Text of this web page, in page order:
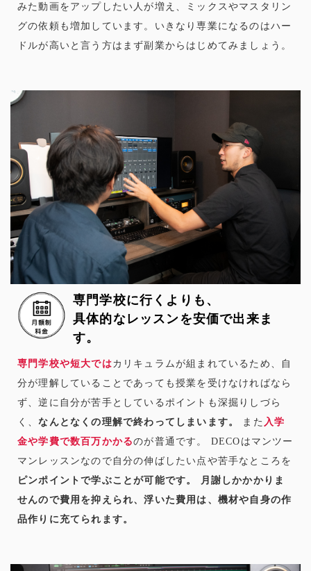
みた動画をアップしたい人が増え、ミックスやマスタリン
グの依頼も増加しています。いきなり専業になるのはハー
ドルが高いと言う方はまず副業からはじめてみましょう。
専門学校に行くよりも、
具体的なレッスンを安価で出来ま
す。
専門学校や短大ではカリキュラムが組まれているため、自
分が理解していることであっても授業を受けなければなら
ず、逆に自分が苦手としているポイントも深掘りしづら
く、なんとなくの理解で終わってしまいます。 また 入学
金や学費で数百万かかるのが普通です。 DECOはマンツー
マンレッスンなので自分の伸ばしたい点や苦手なところを
ピンポイントで学ぶことが可能です。 月謝しかかかりま
せんので費用を抑えられ、浮いた費用は、機材や自身の作
品作りに充てられます。